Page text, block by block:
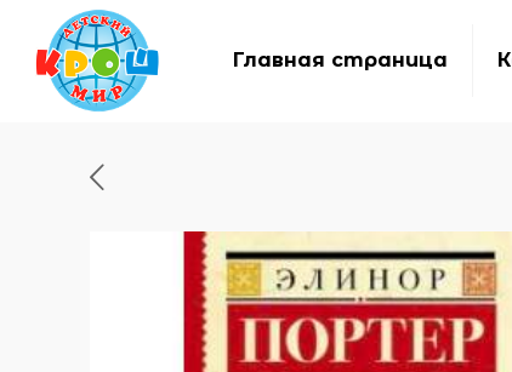
Главная страница